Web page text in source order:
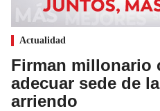
Actualidad
Firman millonario
adecuar sede de
arriendo